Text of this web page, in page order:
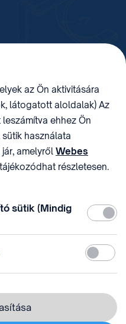
2-42
RÖVID NEVE
KRID:
az Ön aktivitására
látogatott aloldalak) Az
ehhez Ön
használata
amelyről Webes
tájékozódhat részletesen.
sütik (Mindig